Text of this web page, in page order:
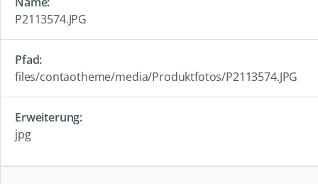
P2113574.JPG
files/contaotheme/media/Produktfotos/P2113574.JPG
jpg